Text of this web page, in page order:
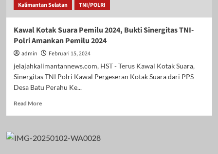
Kalimantan Selatan TNI/POLRI
Kawal Kotak Suara Pemilu 2024, Bukti Sinergitas TNI-
Polri Amankan Pemilu 2024
admin
Februari 15, 2024
jelajahkalimantannews.com, HST - Terus Kawal Kotak Suara,
Sinergitas TNI Polri Kawal Pergeseran Kotak Suara dari PPS
Desa Batu Perahu Ke...
Read MoreRead
Kotak